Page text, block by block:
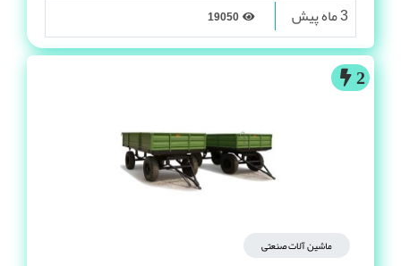
3 ماه پیش
2
ماشین آلات صنعتی